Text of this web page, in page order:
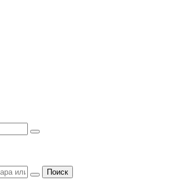
Поиск